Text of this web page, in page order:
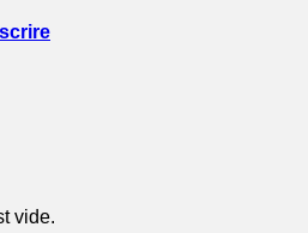
vide.